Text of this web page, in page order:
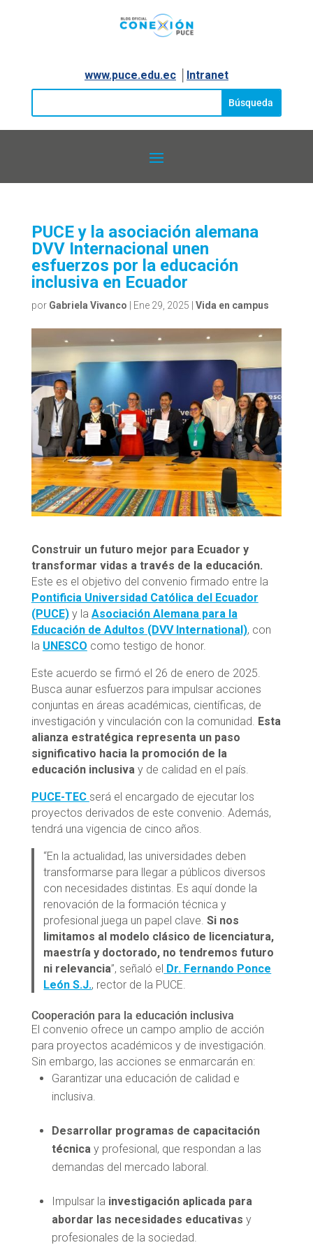
www.puce.edu.ec│ Intranet
PUCE y la asociación alemana
DVV Internacional unen
esfuerzos por la educación
inclusiva en Ecuador
por Gabriela Vivanco Ene 29, 2025 Vida en campus
Construir un futuro mejor para Ecuador y
transformar vidas a través de la educación.
Este es el objetivo del convenio firmado entre la
Pontificia Universidad Católica del Ecuador
(PUCE)y la Asociación Alemana para la
Educación de Adultos (DVV International), con
la UNESCO como testigo de honor.
Este acuerdo se firmó el 26 de enero de 2025.
Busca aunar esfuerzos para impulsar acciones
conjuntas en áreas académicas, científicas, de
investigación y vinculación con la comunidad. Esta
alianza estratégica representa un paso
significativo hacia la promoción de la
educación inclusiva y de calidad en el país.
PUCE-TEC será el encargado de ejecutar los
proyectos derivados de este convenio. Además,
tendrá una vigencia de cinco años.
“En la actualidad, las universidades deben
transformarse para llegar a públicos diversos
con necesidades distintas. Es aquí donde la
renovación de la formación técnica y
profesional juega un papel clave. Si nos
limitamos al modelo clásico de licenciatura,
maestría y doctorado, no tendremos futuro
ni relevancia”, señaló el Dr. Fernando Ponce
León S.J., rector de la PUCE.
Cooperación para la educación inclusiva
El convenio ofrece un campo amplio de acción
para proyectos académicos y de investigación.
Sin embargo, las acciones se enmarcarán en:
Garantizar una educación de calidad e
inclusiva.
Desarrollar programas de capacitación
técnica y profesional, que respondan a las
demandas del mercado laboral.
Impulsar la investigación aplicada para
abordar las necesidades educativas y
profesionales de la sociedad.